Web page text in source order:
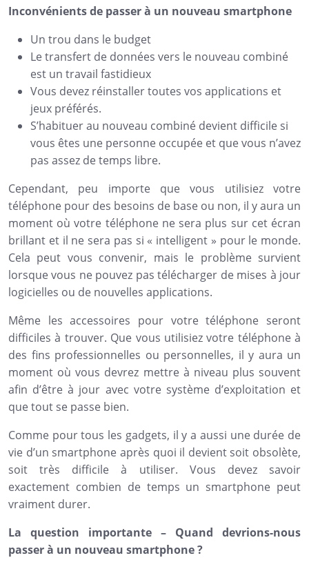
Inconvénients de passer à un nouveau smartphone
Un trou dans le budget
Le transfert de données vers le nouveau combiné
est un travail fastidieux
Vous devez réinstaller toutes vos applications et
jeux préférés.
S’habituer au nouveau combiné devient difficile si
vous êtes une personne occupée et que vous n’avez
pas assez de temps libre.
Cependant, peu importe que vous utilisiez votre
téléphone pour des besoins de base ou non, il y aura un
moment où votre téléphone ne sera plus sur cet écran
brillant et il ne sera pas si « intelligent » pour le monde.
Cela peut vous convenir, mais le problème survient
lorsque vous ne pouvez pas télécharger de mises à jour
logicielles ou de nouvelles applications.
Même les accessoires pour votre téléphone seront
difficiles à trouver. Que vous utilisiez votre téléphone à
des fins professionnelles ou personnelles, il y aura un
moment où vous devrez mettre à niveau plus souvent
afin d’être à jour avec votre système d’exploitation et
que tout se passe bien.
Comme pour tous les gadgets, il y a aussi une durée de
vie d’un smartphone après quoi il devient soit obsolète,
soit très difficile à utiliser. Vous devez savoir
exactement combien de temps un smartphone peut
vraiment durer.
La question importante – Quand devrions-nous
passer à un nouveau smartphone ?